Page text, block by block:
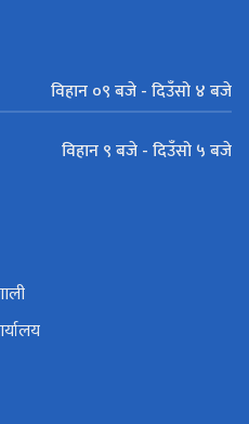
विहान ०९ बजे - दिउँसो ४ बजे
विहान ९ बजे - दिउँसो ५ बजे